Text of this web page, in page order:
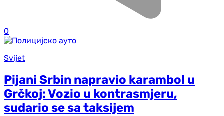
0
Svijet
Pijani Srbin napravio karambol u
Grčkoj: Vozio u kontrasmjeru,
sudario se sa taksijem